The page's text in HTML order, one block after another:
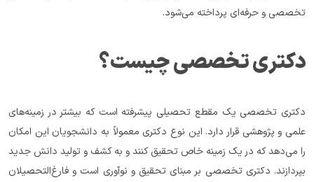
تخصصی و حرفه‌ای پرداخته می‌شود.
دکتری تخصصی چیست؟